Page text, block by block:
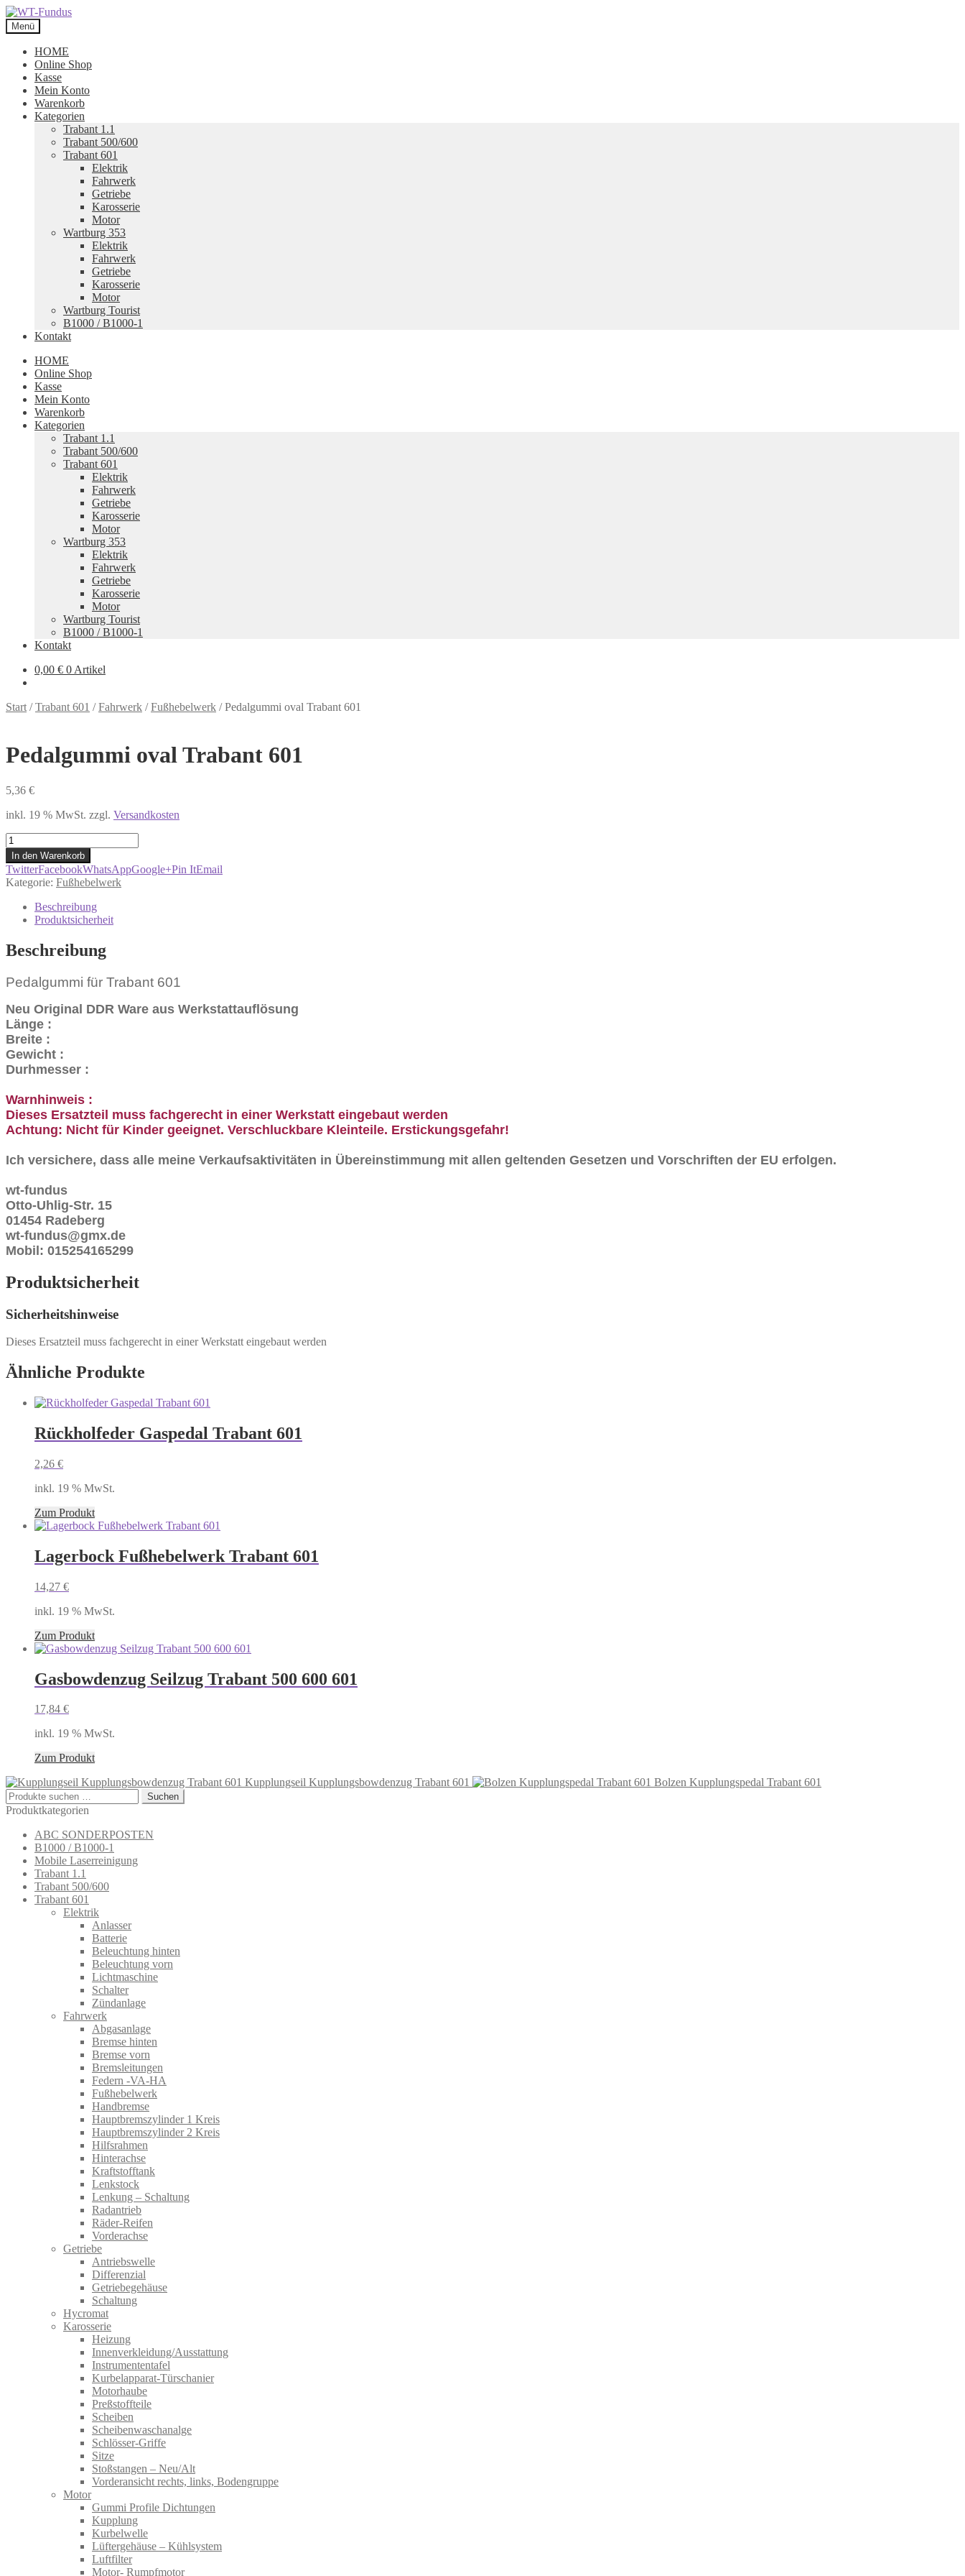
Zur
Navigation
springen
Zum
Inhalt
springen
Menü
HOME
Online Shop
Kasse
Mein Konto
Warenkorb
Kategorien
Trabant 1.1
Trabant 500/600
Trabant 601
Elektrik
Fahrwerk
Getriebe
Karosserie
Motor
Wartburg 353
Elektrik
Fahrwerk
Getriebe
Karosserie
Motor
Wartburg Tourist
B1000 / B1000-1
Kontakt
HOME
Online Shop
Kasse
Mein Konto
Warenkorb
Kategorien
Trabant 1.1
Trabant 500/600
Trabant 601
Elektrik
Fahrwerk
Getriebe
Karosserie
Motor
Wartburg 353
Elektrik
Fahrwerk
Getriebe
Karosserie
Motor
Wartburg Tourist
B1000 / B1000-1
Kontakt
0,00 € 0 Artikel
Start /Trabant 601 /Fahrwerk /Fußhebelwerk /Pedalgummi oval Trabant 601
Pedalgummi oval Trabant 601
5,36 €
inkl. 19 % MwSt. zzgl. Versandkosten
Pedalgummi
oval
Trabant
601
Menge
In den Warenkorb
TwitterFacebookWhatsAppGoogle+Pin ItEmail
Kategorie: Fußhebelwerk
Beschreibung
Produktsicherheit
Beschreibung
Pedalgummi für Trabant 601
Neu Original DDR Ware aus Werkstattauflösung
Länge :
Breite :
Gewicht :
Durhmesser :
Warnhinweis :
Dieses Ersatzteil muss fachgerecht in einer Werkstatt eingebaut werden
Achtung: Nicht für Kinder geeignet. Verschluckbare Kleinteile. Erstickungsgefahr!
Ich versichere, dass alle meine Verkaufsaktivitäten in Übereinstimmung mit allen geltenden Gesetzen und Vorschriften der EU erfolgen.
wt-fundus
Otto-Uhlig-Str. 15
01454 Radeberg
wt-fundus@gmx.de
Mobil: 015254165299
Produktsicherheit
Sicherheitshinweise
Dieses Ersatzteil muss fachgerecht in einer Werkstatt eingebaut werden
Ähnliche Produkte
Rückholfeder Gaspedal Trabant 601
2,26 €
inkl. 19 % MwSt.
Zum Produkt
Lagerbock Fußhebelwerk Trabant 601
14,27 €
inkl. 19 % MwSt.
Zum Produkt
Gasbowdenzug Seilzug Trabant 500 600 601
17,84 €
inkl. 19 % MwSt.
Zum Produkt
Kupplungseil Kupplungsbowdenzug Trabant 601
Bolzen Kupplungspedal Trabant 601
Suchen
nach:
Suchen
Produktkategorien
ABC SONDERPOSTEN
B1000 / B1000-1
Mobile Laserreinigung
Trabant 1.1
Trabant 500/600
Trabant 601
Elektrik
Anlasser
Batterie
Beleuchtung hinten
Beleuchtung vorn
Lichtmaschine
Schalter
Zündanlage
Fahrwerk
Abgasanlage
Bremse hinten
Bremse vorn
Bremsleitungen
Federn -VA-HA
Fußhebelwerk
Handbremse
Hauptbremszylinder 1 Kreis
Hauptbremszylinder 2 Kreis
Hilfsrahmen
Hinterachse
Kraftstofftank
Lenkstock
Lenkung – Schaltung
Radantrieb
Räder-Reifen
Vorderachse
Getriebe
Antriebswelle
Differenzial
Getriebegehäuse
Schaltung
Hycromat
Karosserie
Heizung
Innenverkleidung/Ausstattung
Instrumententafel
Kurbelapparat-Türschanier
Motorhaube
Preßstoffteile
Scheiben
Scheibenwaschanalge
Schlösser-Griffe
Sitze
Stoßstangen – Neu/Alt
Vorderansicht rechts, links, Bodengruppe
Motor
Gummi Profile Dichtungen
Kupplung
Kurbelwelle
Lüftergehäuse – Kühlsystem
Luftfilter
Motor- Rumpfmotor